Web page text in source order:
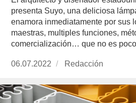
presenta Suyo, una deliciosa
enamora inmediatamente por sus
maestras, multiples funciones,
comercialización… que no es
Publicado
06.07.2022 https://
Redacción